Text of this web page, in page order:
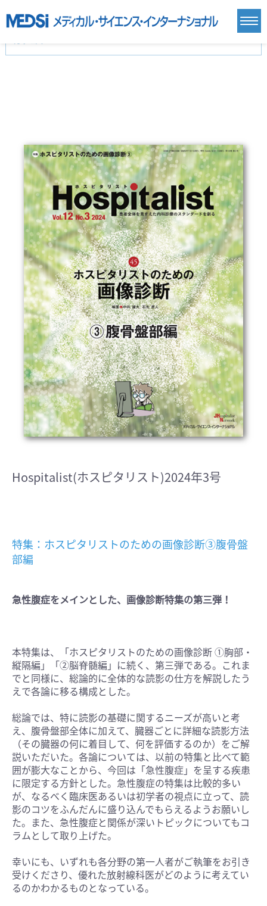
基礎医学(93)
基礎医学関連科学(80)
自然科学(25)
看護学(21)
医療技術(16)
歯科学(3)
栄養学(0)
薬学(7)
保健・体育(1)
衛生・公衆衛生学(14)
医学一般(91) マルチメディア(0)
Hospitalist(ホスピタリスト)2024年3号
特集：ホスピタリストのための画像診断③腹骨盤
部編
急性腹症をメインとした、画像診断特集の第三弾！
本特集は、「ホスピタリストのための画像診断 ①胸部・
縦隔編」「②脳脊髄編」に続く、第三弾である。これま
でと同様に、総論的に全体的な読影の仕方を解説したう
えで各論に移る構成とした。
総論では、特に読影の基礎に関するニーズが高いと考
え、腹骨盤部全体に加えて、臓器ごとに詳細な読影方法
（その臓器の何に着目して、何を評価するのか）をご解
説いただいた。各論については、以前の特集と比べて範
囲が膨大なことから、今回は「急性腹症」を呈する疾患
に限定する方針とした。急性腹症の特集は比較的多い
が、なるべく臨床医あるいは初学者の視点に立って、読
影のコツをふんだんに盛り込んでもらえるようお願いし
た。また、急性腹症と関係が深いトピックについてもコ
ラムとして取り上げた。
幸いにも、いずれも各分野の第一人者がご執筆をお引き
受けくださり、優れた放射線科医がどのように考えてい
るのかわかるものとなっている。